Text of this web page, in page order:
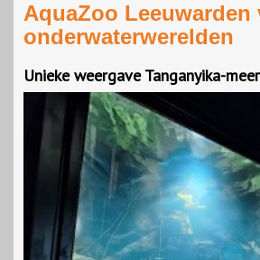
AquaZoo Leeuwarden
onderwaterwerelden
Unieke weergave Tanganyika-